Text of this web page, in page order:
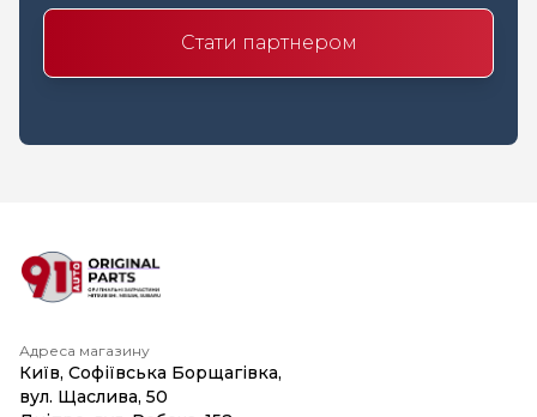
Стати партнером
Адреса магазину
Київ, Софіївська Борщагівка,
вул. Щаслива, 50